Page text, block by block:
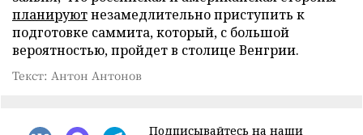
планируютнезамедлительно приступить к
подготовке саммита, который, с большой
вероятностью, пройдет в столице Венгрии.
Текст: Антон Антонов
Подписывайтесь на наши